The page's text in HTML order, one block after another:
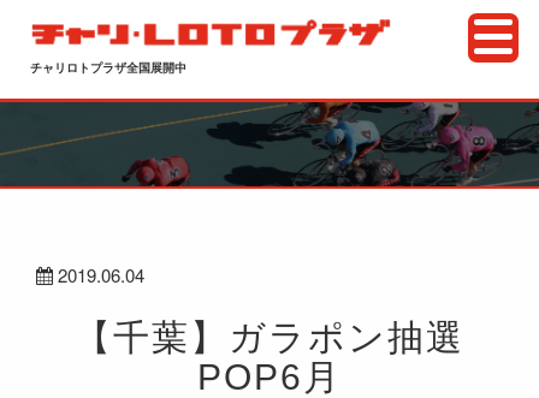
チャリロトプラザ全国展開中
2019.06.04
【千葉】ガラポン抽選
POP6月